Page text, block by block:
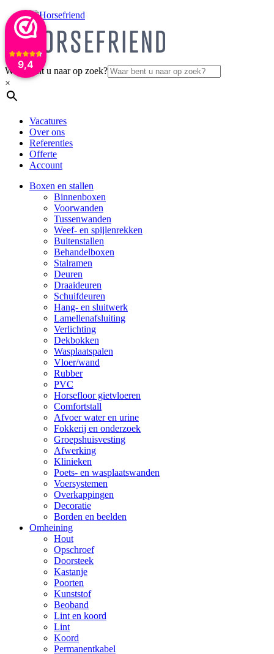
9,4
Waar bent u naar op zoek?
×
Vacatures
Over ons
Referenties
Offerte
Account
Boxen en stallen
Binnenboxen
Voorwanden
Tussenwanden
Weef- en spijlenrekken
Buitenstallen
Behandelboxen
Stalramen
Deuren
Draaideuren
Schuifdeuren
Hang- en sluitwerk
Lamellenafsluiting
Verlichting
Dekbokken
Wasplaatspalen
Vloer/wand
Rubber
PVC
Horsefloor gietvloeren
Comfortstall
Afvoer water en urine
Fokkerij en onderzoek
Groepshuisvesting
Afwerking
Klinieken
Poets- en wasplaatswanden
Voersystemen
Overkappingen
Decoratie
Borden en beelden
Omheining
Hout
Opschroef
Doorsteek
Kastanje
Poorten
Kunststof
Beoband
Lint en koord
Lint
Koord
Permanentkabel